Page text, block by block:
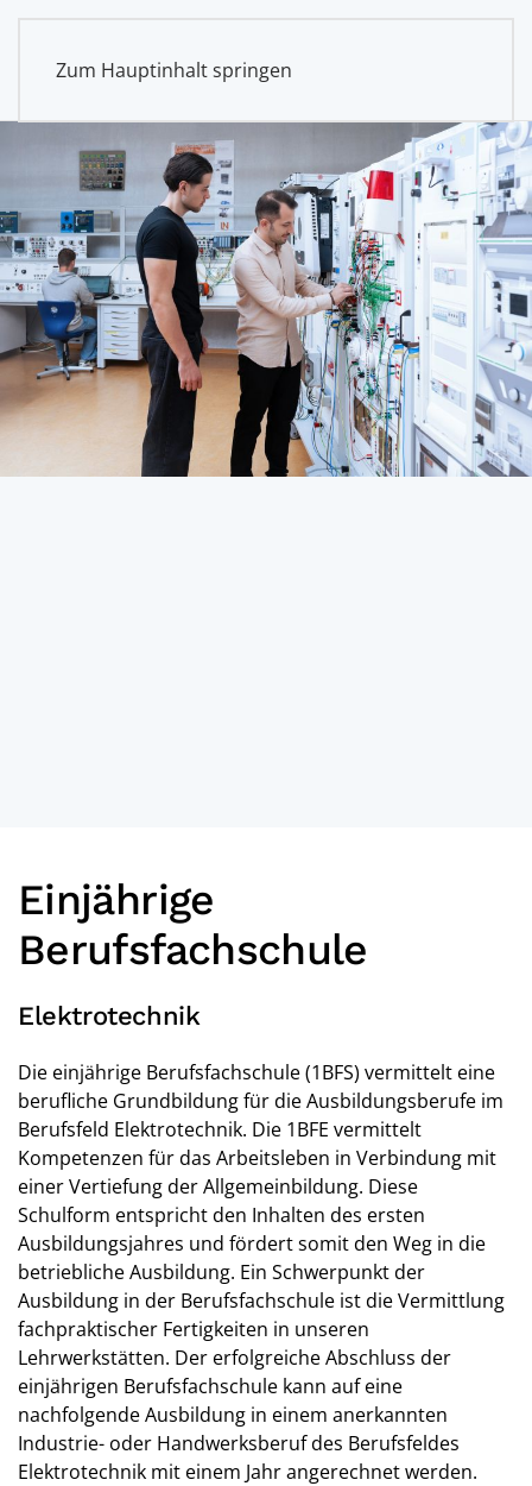
Zum Hauptinhalt springen
Einjährige
Berufsfachschule
Elektrotechnik
Die einjährige Berufsfachschule (1BFS) vermittelt eine
berufliche Grundbildung für die Ausbildungsberufe im
Berufsfeld Elektrotechnik. Die 1BFE vermittelt
Kompetenzen für das Arbeitsleben in Verbindung mit
einer Vertiefung der Allgemeinbildung. Diese
Schulform entspricht den Inhalten des ersten
Ausbildungsjahres und fördert somit den Weg in die
betriebliche Ausbildung. Ein Schwerpunkt der
Ausbildung in der Berufsfachschule ist die Vermittlung
fachpraktischer Fertigkeiten in unseren
Lehrwerkstätten. Der erfolgreiche Abschluss der
einjährigen Berufsfachschule kann auf eine
nachfolgende Ausbildung in einem anerkannten
Industrie- oder Handwerksberuf des Berufsfeldes
Elektrotechnik mit einem Jahr angerechnet werden.